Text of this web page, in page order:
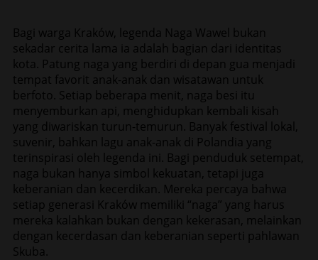
Bagi warga Kraków, legenda Naga Wawel bukan
sekadar cerita lama ia adalah bagian dari identitas
kota. Patung naga yang berdiri di depan gua menjadi
tempat favorit anak-anak dan wisatawan untuk
berfoto. Setiap beberapa menit, naga besi itu
menyemburkan api, menghidupkan kembali kisah
yang diwariskan turun-temurun. Banyak festival lokal,
suvenir, bahkan lagu anak-anak di Polandia yang
terinspirasi oleh legenda ini. Bagi penduduk setempat,
naga bukan hanya simbol kekuatan, tetapi juga
keberanian dan kecerdikan. Mereka percaya bahwa
setiap generasi Kraków memiliki “naga” yang harus
mereka kalahkan bukan dengan kekerasan, melainkan
dengan kecerdasan dan keberanian seperti pahlawan
Skuba.